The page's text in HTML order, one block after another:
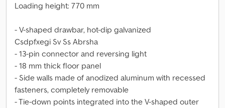
Loading height: 770 mm
- V-shaped drawbar, hot-dip galvanized
Csdpfxegi Sv Ss Abrsha
- 13-pin connector and reversing light
- 18 mm thick floor panel
- Side walls made of anodized aluminum with recessed
fasteners, completely removable
- Tie-down points integrated into the V-shaped outer